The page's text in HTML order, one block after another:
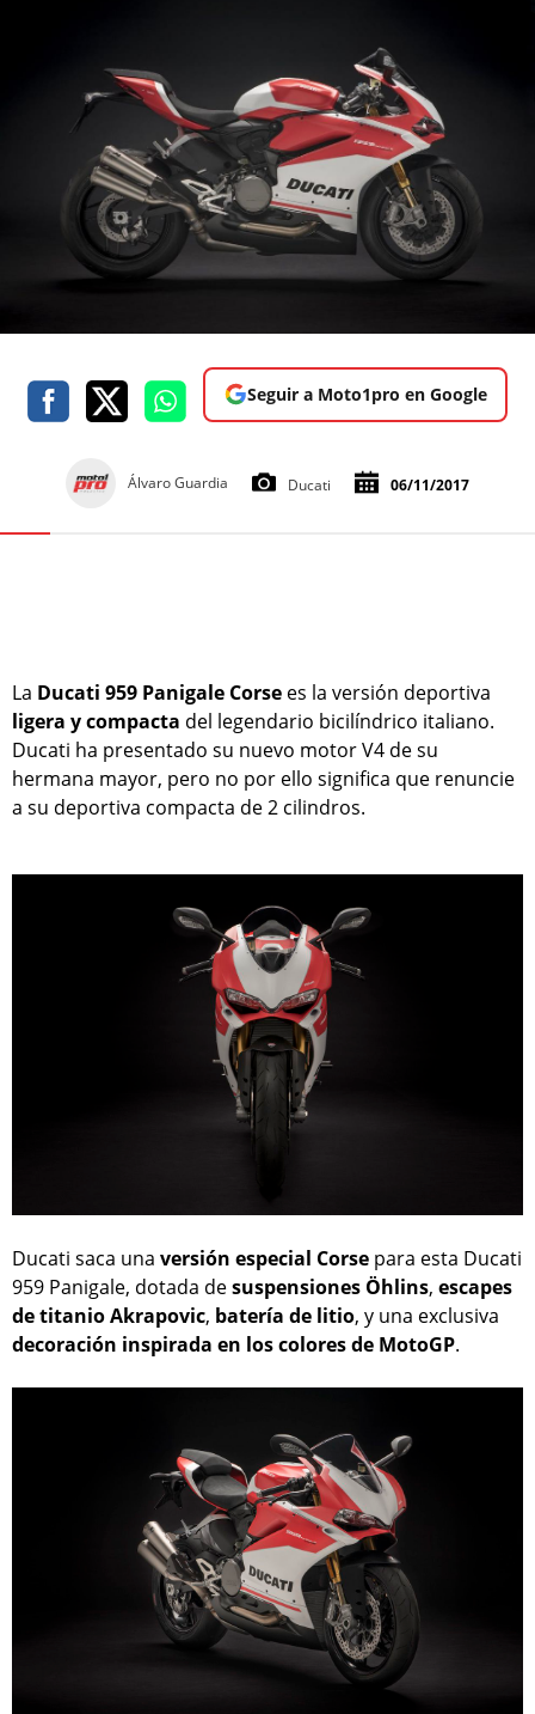
Seguir a Moto1pro en Google
Álvaro Guardia Ducati 06/11/2017
La Ducati 959 Panigale Corse es la versión deportiva
ligera y compacta del legendario bicilíndrico italiano.
Ducati ha presentado su nuevo motor V4 de su
hermana mayor, pero no por ello significa que renuncie
a su deportiva compacta de 2 cilindros.
Ducati saca una versión especial Corse para esta Ducati
959 Panigale, dotada desuspensiones Öhlins, escapes
de titanio Akrapovic, batería de litio, y una exclusiva
decoración inspirada en los colores de MotoGP.